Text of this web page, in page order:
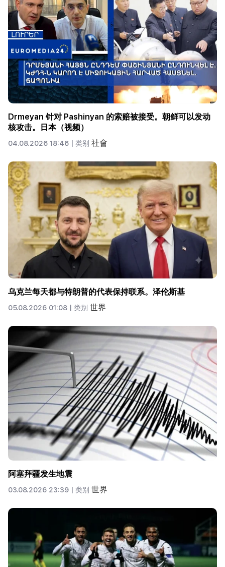
Drmeyan 针对 Pashinyan 的索赔被接受。朝鲜可以发动
核攻击。日本（视频）
04.08.2026 18:46 | 类别 社會
乌克兰每天都与特朗普的代表保持联系。泽伦斯基
05.08.2026 01:08 | 类别 世界
阿塞拜疆发生地震
03.08.2026 23:39 | 类别 世界